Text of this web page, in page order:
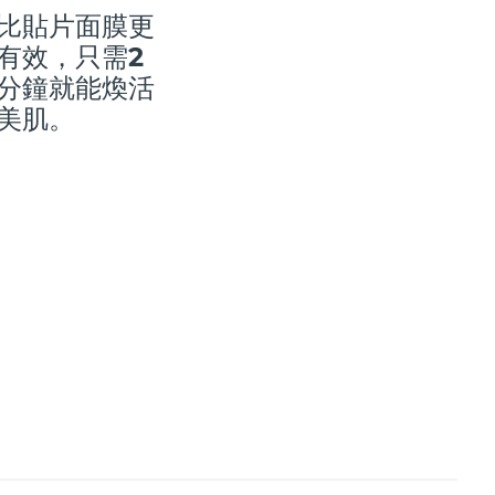
貼片面膜更
效，只需2
鐘就能煥活
肌。